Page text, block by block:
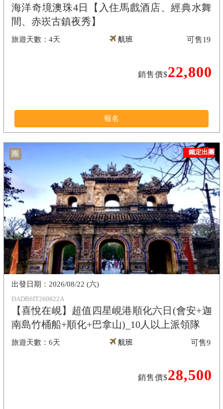
海洋奇境澳珠4日【入住馬戲酒店、經典水舞
間、赤崁古鎮夜秀】
4天 航班
銷售價$22,800
可售19
報名
團
DADB6IT260822A
【喜悅在峴】超值四星峴港順化六日(會安+迦
南島竹桶船+順化+巴拿山)_10人以上派領隊
6天
2026/08/22 (六)
航班
銷售價$28,500
可售9
鐵定出團